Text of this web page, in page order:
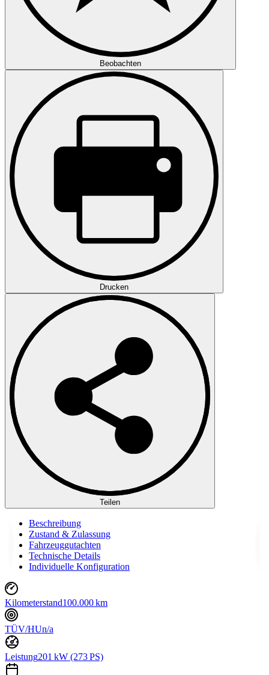
Beobachten
Drucken
Teilen
Beschreibung
Zustand & Zulassung
Fahrzeuggutachten
Technische Details
Individuelle Konfiguration
Kilometerstand100.000 km
TÜV/HUn/a
Leistung201 kW (273 PS)